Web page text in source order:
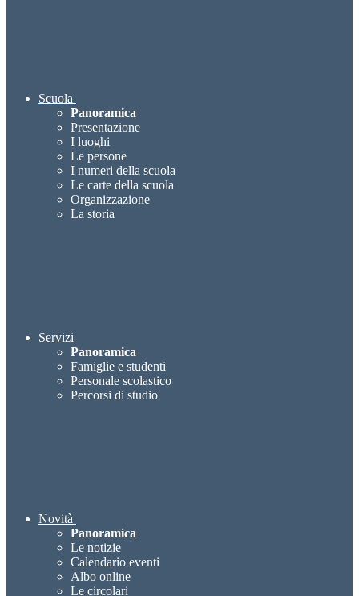
Scuola
Panoramica
Presentazione
I luoghi
Le persone
I numeri della scuola
Le carte della scuola
Organizzazione
La storia
Servizi
Panoramica
Famiglie e studenti
Personale scolastico
Percorsi di studio
Novità
Panoramica
Le notizie
Calendario eventi
Albo online
Le circolari